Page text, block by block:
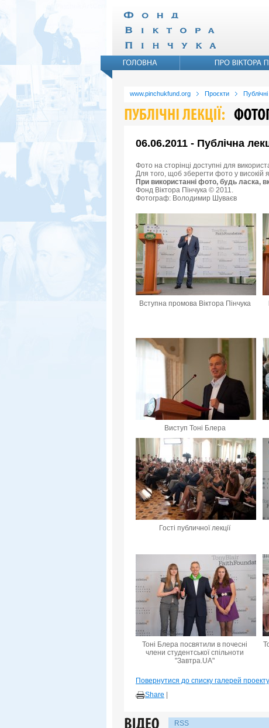
www.pinchukfund.org Проєкти Публічні
06.06.2011 - Публічна
Фото на сторінці доступні для
Для того, щоб зберегти фото у високій
При використанні фото, будь ласка,
Фонд Віктора Пінчука © 2011.
Фотограф: Володимир Шуваєв
Вступна промова Віктора Пінчука
Виступ Тоні Блера
Гості публичної лекції
Тоні Блера посвятили в почесні
члени студентської спільноти
"Завтра.UA"
Повернутися до списку галерей проекту
Share
RSS